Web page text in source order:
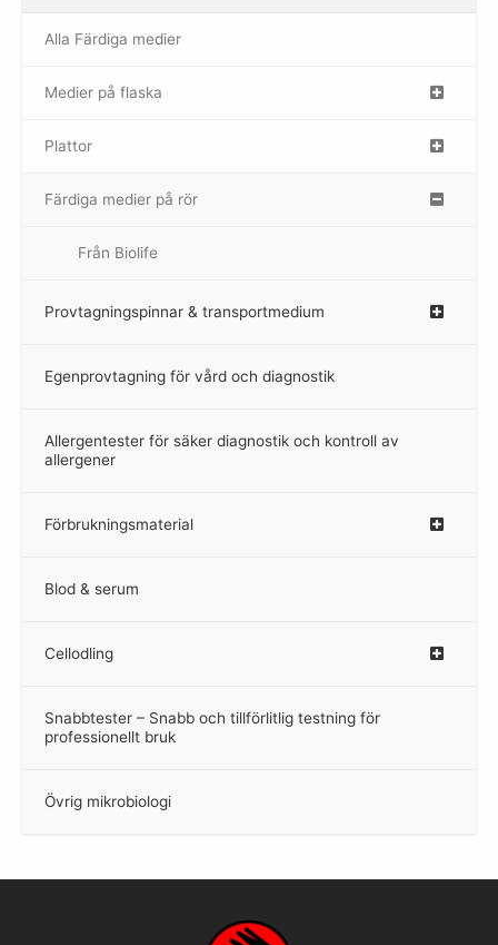
Alla Färdiga medier
Medier på flaska
–
Plattor
–
Färdiga medier på rör
–
Från Biolife
–
Provtagningspinnar & transportmedium
–
Egenprovtagning för vård och diagnostik
–
Allergentester för säker diagnostik och kontroll av
allergener
–
Förbrukningsmaterial
Blod & serum
Cellodling
–
Snabbtester – Snabb och tillförlitlig testning för
professionellt bruk
–
Övrig mikrobiologi
–